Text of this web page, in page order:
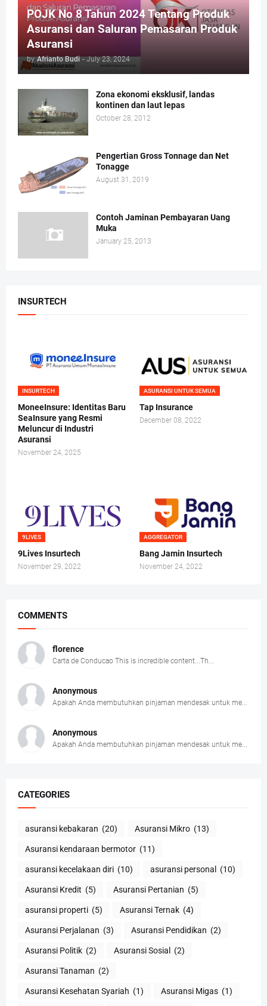
POJK No 8 Tahun 2024 Tentang Produk
Asuransi dan Saluran Pemasaran Produk
Asuransi
by Afrianto Budi - July 23, 2024
Zona ekonomi eksklusif, landas
kontinen dan laut lepas
October 28, 2012
Pengertian Gross Tonnage dan Net
Tonagge
August 31, 2019
Contoh Jaminan Pembayaran Uang
Muka
January 25, 2013
INSURTECH
INSURTECH
MoneeInsure: Identitas Baru
SeaInsure yang Resmi
Meluncur di Industri
Asuransi
November 24, 2025
ASURANSI UNTUK SEMUA
Tap Insurance
December 08, 2022
9LIVES
9Lives Insurtech
November 29, 2022
AGGREGATOR
Bang Jamin Insurtech
November 24, 2022
COMMENTS
florence
Carta de Conducao This is incredible content...Th...
Anonymous
Apakah Anda membutuhkan pinjaman mendesak untuk me...
Anonymous
Apakah Anda membutuhkan pinjaman mendesak untuk me...
CATEGORIES
asuransi kebakaran (20) Asuransi Mikro (13)
Asuransi kendaraan bermotor (11)
asuransi kecelakaan diri (10) asuransi personal (10)
Asuransi Kredit (5) Asuransi Pertanian (5)
asuransi properti (5) Asuransi Ternak (4)
Asuransi Perjalanan (3) Asuransi Pendidikan (2)
Asuransi Politik (2) Asuransi Sosial (2)
Asuransi Tanaman (2)
Asuransi Kesehatan Syariah (1) Asuransi Migas (1)